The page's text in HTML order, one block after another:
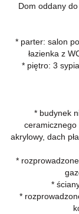
Dom oddany
* parter: salon
łazienka z
* piętro: 3
* budynek
akrylowy, dach
*
*
*